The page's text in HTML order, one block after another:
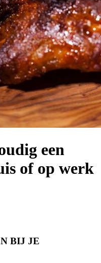
een
of op werk
BIJ JE